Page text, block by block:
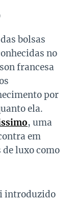
bolsas
no
francesa
por
ela.
, uma
em
luxo como
introduzido